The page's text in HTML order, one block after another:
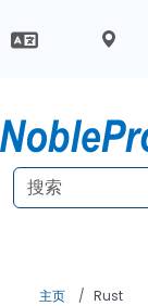
主页 Rust